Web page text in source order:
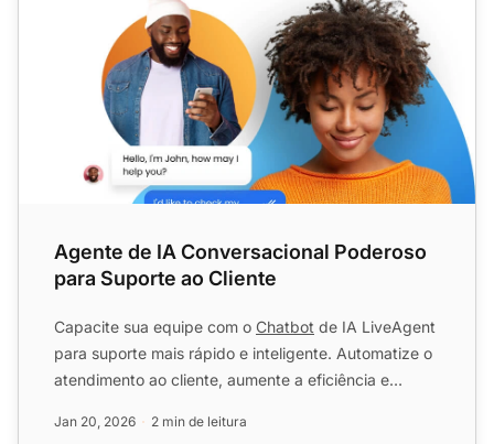
Agente de IA Conversacional Poderoso
para Suporte ao Cliente
Capacite sua equipe com o Chatbot de IA LiveAgent
para suporte mais rápido e inteligente. Automatize o
atendimento ao cliente, aumente a eficiência e
Jan 20, 2026 2 min de leitura